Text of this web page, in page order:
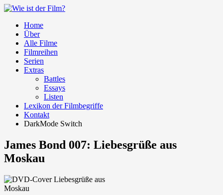
Home
Über
Alle Filme
Filmreihen
Serien
Extras
Battles
Essays
Listen
Lexikon der Filmbegriffe
Kontakt
DarkMode Switch
James Bond 007: Liebesgrüße aus
Moskau